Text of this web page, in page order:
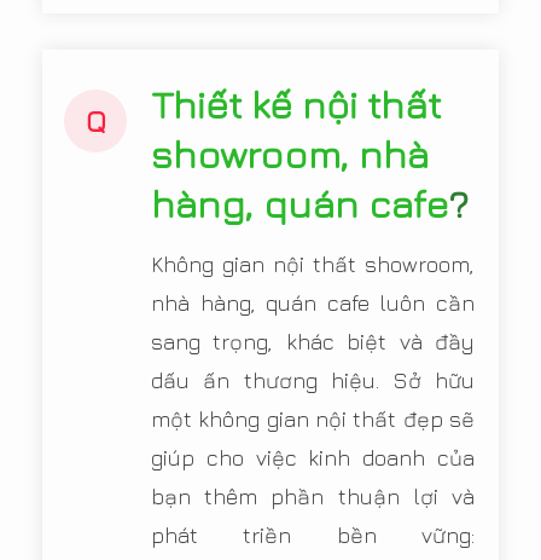
Q
Thiết kế nội thất
showroom, nhà
hàng, quán cafe?
Không gian nội thất showroom,
nhà hàng, quán cafe luôn cần
sang trọng, khác biệt và đầy
dấu ấn thương hiệu. Sở hữu
một không gian nội thất đẹp sẽ
giúp cho việc kinh doanh của
bạn thêm phần thuận lợi và
phát triền bền vững: